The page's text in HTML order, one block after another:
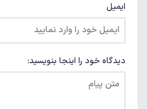
ایمیل
دیدگاه خود را اینجا بنویسید: